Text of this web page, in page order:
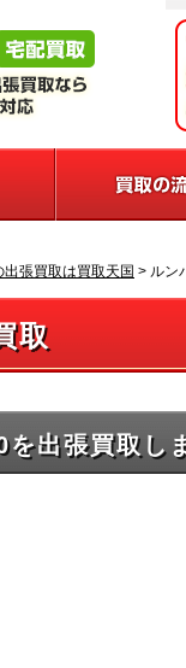
張買取は買取天国 > ルン
取
出張買取し